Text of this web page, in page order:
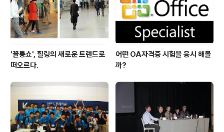
'꼴통쇼', 힐링의 새로운 트렌드로
떠오르다.
어떤 OA자격증 시험을 응시 해볼
까?